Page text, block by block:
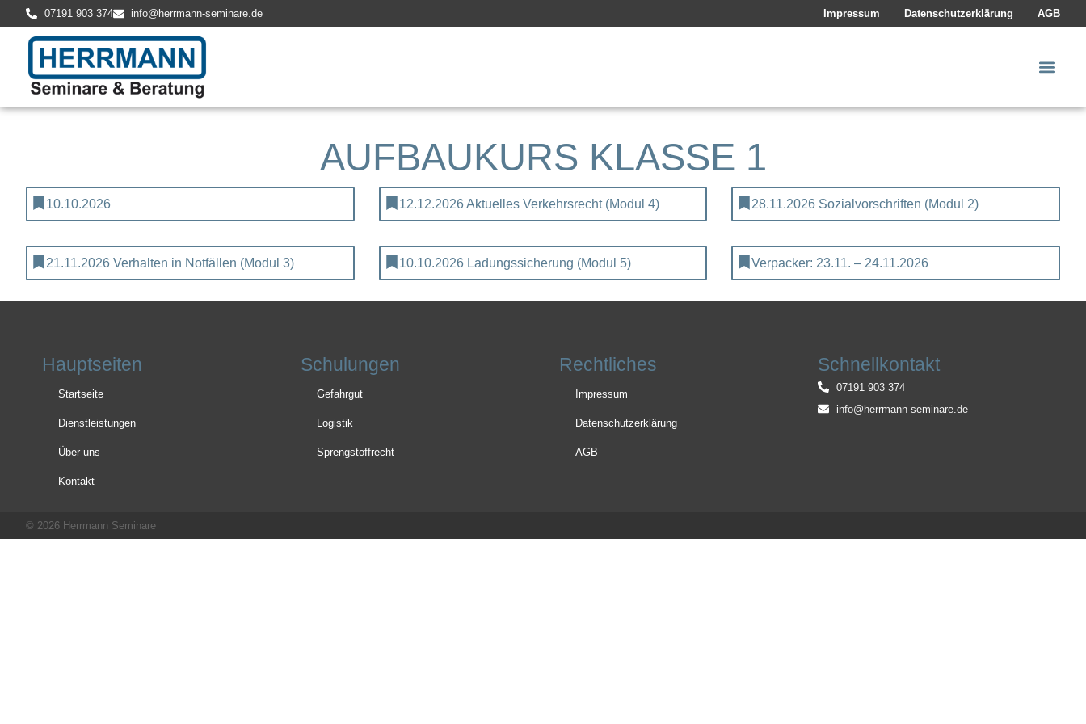
07191 903 374 info@herrmann-seminare.de Impressum Datenschutzerklärung AGB
AUFBAUKURS KLASSE 1
10.10.2026 12.12.2026 Aktuelles Verkehrsrecht (Modul 4) 28.11.2026 Sozialvorschriften (Modul 2)
21.11.2026 Verhalten in Notfällen (Modul 3) 10.10.2026 Ladungssicherung (Modul 5) Verpacker: 23.11. – 24.11.2026
Hauptseiten
Startseite
Dienstleistungen
Über uns
Kontakt
Schulungen
Gefahrgut
Logistik
Sprengstoffrecht
Rechtliches
Impressum
Datenschutzerklärung
AGB
Schnellkontakt
07191 903 374
info@herrmann-seminare.de
© 2026 Herrmann Seminare